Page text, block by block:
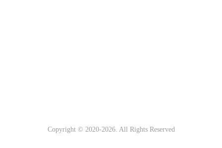
Copyright © 2020-2026. All Rights Reserved